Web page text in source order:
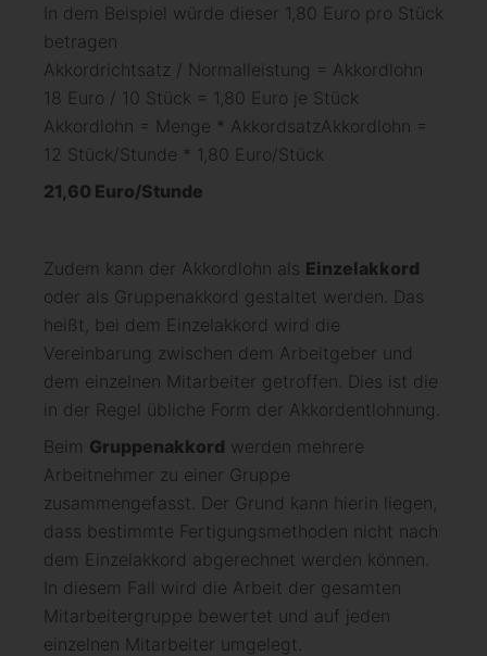
In dem Beispiel würde dieser 1,80 Euro pro Stück
betragen
Akkordrichtsatz / Normalleistung = Akkordlohn
18 Euro / 10 Stück = 1,80 Euro je Stück
Akkordlohn = Menge * AkkordsatzAkkordlohn =
12 Stück/Stunde * 1,80 Euro/Stück
21,60 Euro/Stunde
Zudem kann der Akkordlohn als Einzelakkord
oder als Gruppenakkord gestaltet werden. Das
heißt, bei dem Einzelakkord wird die
Vereinbarung zwischen dem Arbeitgeber und
dem einzelnen Mitarbeiter getroffen. Dies ist die
in der Regel übliche Form der Akkordentlohnung.
Beim Gruppenakkord werden mehrere
Arbeitnehmer zu einer Gruppe
zusammengefasst. Der Grund kann hierin liegen,
dass bestimmte Fertigungsmethoden nicht nach
dem Einzelakkord abgerechnet werden können.
In diesem Fall wird die Arbeit der gesamten
Mitarbeitergruppe bewertet und auf jeden
einzelnen Mitarbeiter umgelegt.